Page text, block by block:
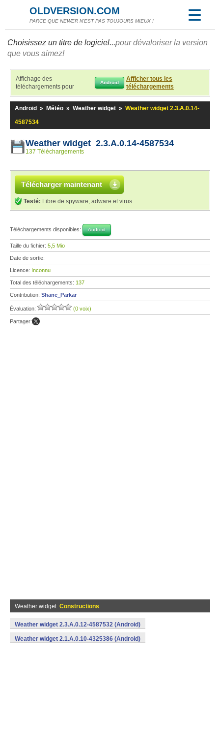
OLDVERSION.COM
PARCE QUE NEWER N'EST PAS TOUJOURS MIEUX !
Choisissez un titre de logiciel...pour dévaloriser la version
que vous aimez!
Affichage des
téléchargements pour
Android
Afficher tous les
téléchargements
Android » Météo » Weather widget » Weather widget 2.3.A.0.14-
4587534
Weather widget 2.3.A.0.14-4587534
137 Téléchargements
Télécharger maintenant
Testé: Libre de spyware, adware et virus
Téléchargements disponibles: Android
Taille du fichier: 5,5 Mio
Date de sortie:
Licence: Inconnu
Total des téléchargements: 137
Contribution: Shane_Parkar
Évaluation: (0 voix)
Partager:
Weather widget Constructions
Weather widget 2.3.A.0.12-4587532 (Android)
Weather widget 2.1.A.0.10-4325386 (Android)